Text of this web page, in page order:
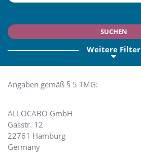
SUCHEN
Weitere Filter
Angaben gemäß § 5 TMG:
ALLOCABO GmbH
Gasstr. 12
22761 Hamburg
Germany